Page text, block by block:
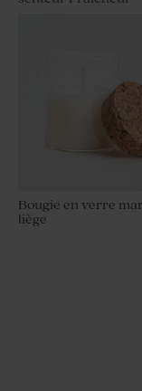
Bougie en verre
liège